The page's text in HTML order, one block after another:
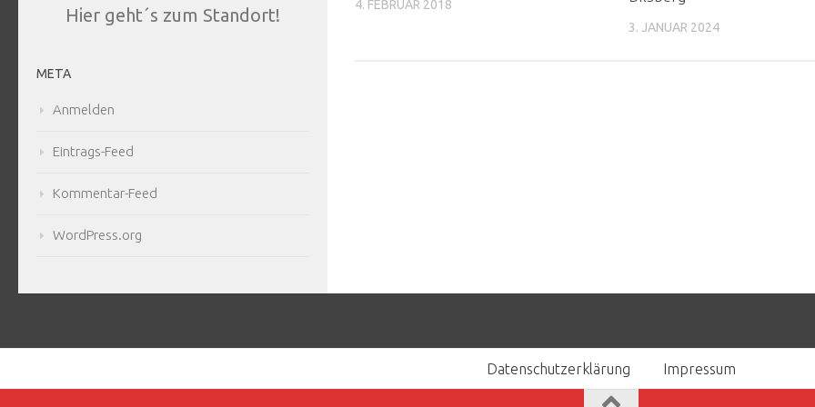
4. FEBRUAR 2018
3. JANUAR 2024
Hier geht´s zum Standort!
META
Anmelden
Eintrags-Feed
Kommentar-Feed
WordPress.org
Datenschutzerklärung Impressum